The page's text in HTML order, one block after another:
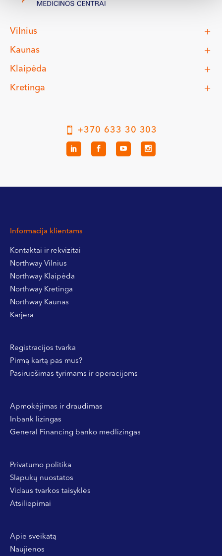
Vilnius
Kaunas
Klaipėda
Kretinga
+370 633 30 303
Informacija klientams
Kontaktai ir rekvizitai
Northway Vilnius
Northway Klaipėda
Northway Kretinga
Northway Kaunas
Karjera
Registracijos tvarka
Pirmą kartą pas mus?
Pasiruošimas tyrimams ir operacijoms
Apmokėjimas ir draudimas
Inbank lizingas
General Financing banko medlizingas
Privatumo politika
Slapukų nuostatos
Vidaus tvarkos taisyklės
Atsiliepimai
Apie sveikatą
Naujienos